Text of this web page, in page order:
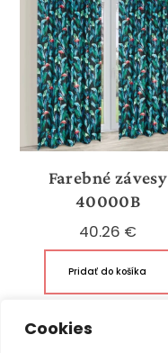
Cookies
Farebné závesy
40000B
40.26 €
Pridať do košíka